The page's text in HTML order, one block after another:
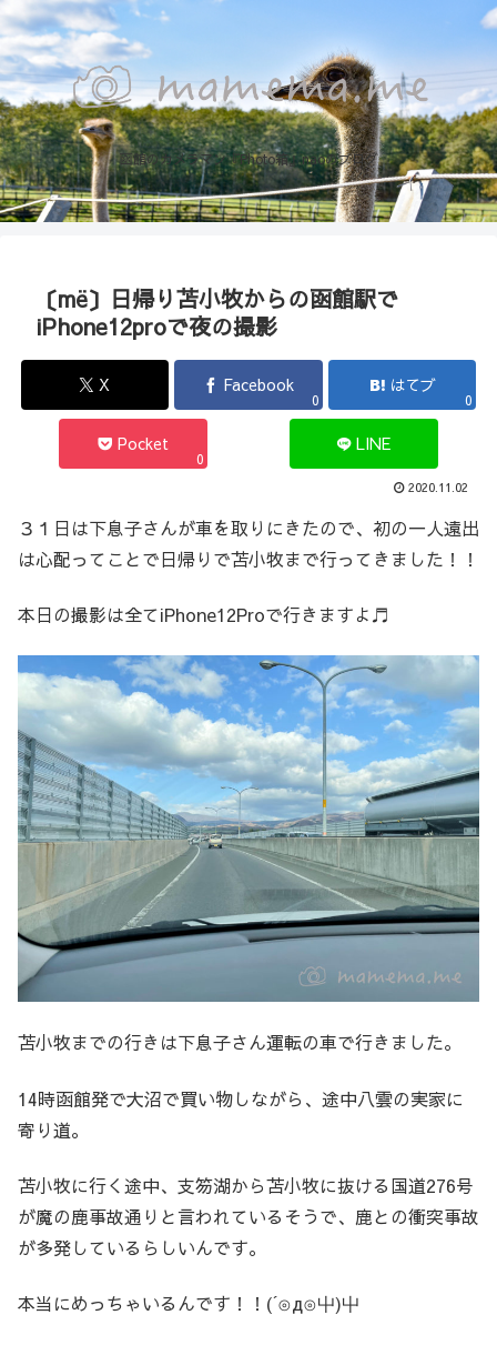
函館のカメラマン『Photo箱』naoのブログ
〔më〕日帰り苫小牧からの函館駅で
iPhone12proで夜の撮影
X Facebook
0
はてブ
0
Pocket
0
LINE
2020.11.02
３１日は下息子さんが車を取りにきたので、初の一人遠出
は心配ってことで日帰りで苫小牧まで行ってきました！！
本日の撮影は全てiPhone12Proで行きますよ♬
苫小牧までの行きは下息子さん運転の車で行きました。
14時函館発で大沼で買い物しながら、途中八雲の実家に
寄り道。
苫小牧に行く途中、支笏湖から苫小牧に抜ける国道276号
が魔の鹿事故通りと言われているそうで、鹿との衝突事故
が多発しているらしいんです。
本当にめっちゃいるんです！！(´⊙д⊙屮)屮